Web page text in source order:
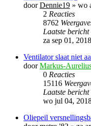
doorDennie19 » wo
2 Reacties
8762
Laatste bericht
za sep 01,
Ventilator slaat niet
doorMarkus-
0 Reacties
15116
Laatste bericht
wo jul 04,
Oliepeil